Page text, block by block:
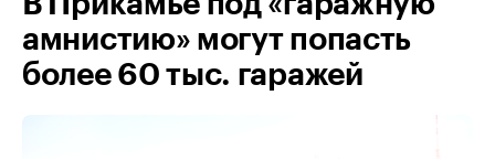
амнистию» могут попасть
более 60 тыс. гаражей